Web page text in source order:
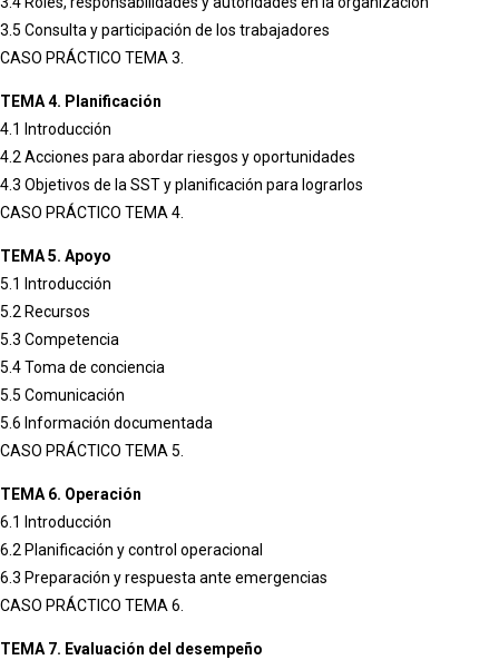
3.5 Consulta y participación de los trabajadores
CASO PRÁCTICO TEMA 3.
TEMA 4. Planificación
4.1 Introducción
4.2 Acciones para abordar riesgos y oportunidades
4.3 Objetivos de la SST y planificación para lograrlos
CASO PRÁCTICO TEMA 4.
TEMA 5. Apoyo
5.1 Introducción
5.2 Recursos
5.3 Competencia
5.4 Toma de conciencia
5.5 Comunicación
5.6 Información documentada
CASO PRÁCTICO TEMA 5.
TEMA 6. Operación
6.1 Introducción
6.2 Planificación y control operacional
6.3 Preparación y respuesta ante emergencias
CASO PRÁCTICO TEMA 6.
TEMA 7. Evaluación del desempeño